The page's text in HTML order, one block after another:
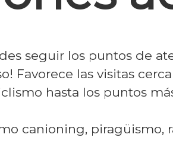
seguir los puntos de
Favorece las visitas
hasta los puntos
canioning, piragüismo,